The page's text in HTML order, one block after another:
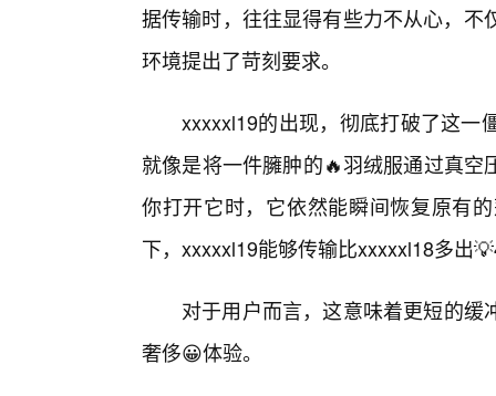
据传输时，往往显得有些力不从心，
环境提出了苛刻要求。
xxxxxl19的出现，彻底打破了这一
就像是将一件臃肿的🔥羽绒服通过真
你打开它时，它依然能瞬间恢复原有
下，xxxxxl19能够传输比xxxxxl18多出
对于用户而言，这意味着更短的
奢侈😀体验。